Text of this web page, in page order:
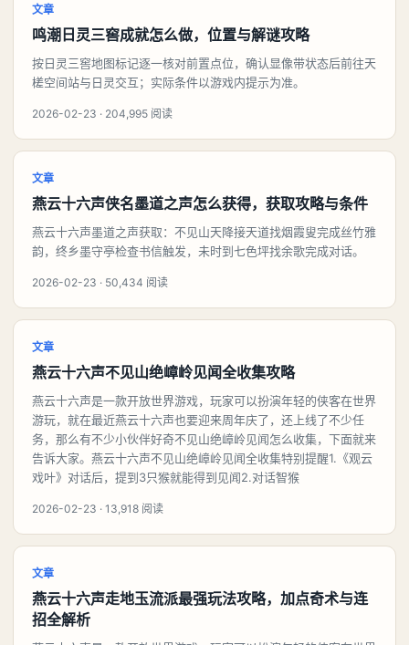
文章
鸣潮日灵三窖成就怎么做，位置与解谜攻略
按日灵三窖地图标记逐一核对前置点位，确认显像带状态后前往天
槎空间站与日灵交互；实际条件以游戏内提示为准。
2026-02-23 · 204,995 阅读
文章
燕云十六声侠名墨道之声怎么获得，获取攻略与条件
燕云十六声墨道之声获取：不见山天降接天道找烟霞叟完成丝竹雅
韵，终乡墨守亭检查书信触发，未时到七色坪找余歌完成对话。
2026-02-23 · 50,434 阅读
文章
燕云十六声不见山绝嶂岭见闻全收集攻略
燕云十六声是一款开放世界游戏，玩家可以扮演年轻的侠客在世界
游玩，就在最近燕云十六声也要迎来周年庆了，还上线了不少任
务，那么有不少小伙伴好奇不见山绝嶂岭见闻怎么收集，下面就来
告诉大家。燕云十六声不见山绝嶂岭见闻全收集特别提醒1.《观云
戏叶》对话后，提到3只猴就能得到见闻2.对话智猴
2026-02-23 · 13,918 阅读
文章
燕云十六声走地玉流派最强玩法攻略，加点奇术与连
招全解析